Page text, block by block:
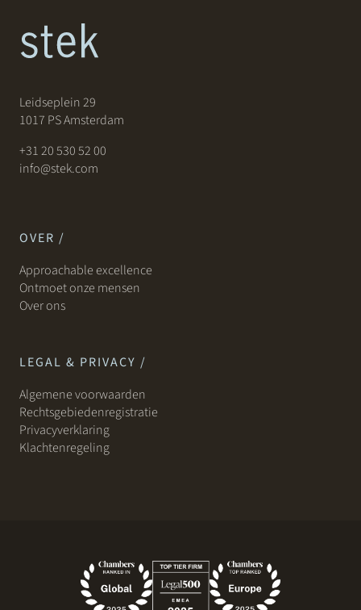
Leidseplein 29
1017 PS Amsterdam
+31 20 530 52 00
info@stek.com
OVER /
Approachable excellence
Ontmoet onze mensen
Over ons
LEGAL & PRIVACY /
Algemene voorwaarden
Rechtsgebiedenregistratie
Privacyverklaring
Klachtenregeling